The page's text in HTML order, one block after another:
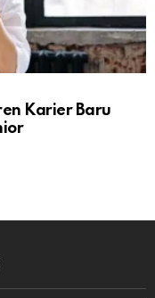
Karier Baru